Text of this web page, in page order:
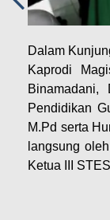
Dalam
Kaprodi
Binamadani,
Pendidikan
M.Pd serta
langsung
Ketua III